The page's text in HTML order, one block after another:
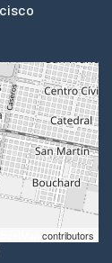
contributors